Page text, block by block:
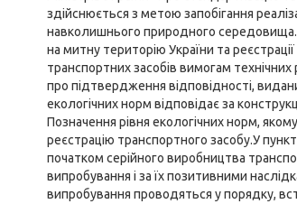
здійснюється з метою запобігання
навколишнього природного
на митну територію України та
транспортних засобів вимогам
про підтвердження відповідності,
екологічних норм відповідає за
Позначення рівня екологічних норм,
реєстрацію транспортного засобу.У
початком серійного виробництва
випробування і за їх позитивними
випробування проводяться у порядку,